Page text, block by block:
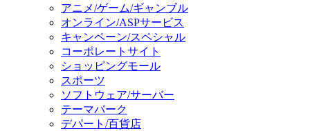
アニメ/ゲーム/ギャンブル
オンライン/ASPサービス
キャンペーン/スペシャル
コーポレートサイト
ショッピングモール
スポーツ
ソフトウェア/サーバー
テーマパーク
デパート/百貨店